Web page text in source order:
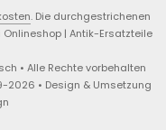
. Die durchgestrichenen
| Antik-Ersatzteile
• Alle Rechte vorbehalten
• Design & Umsetzung